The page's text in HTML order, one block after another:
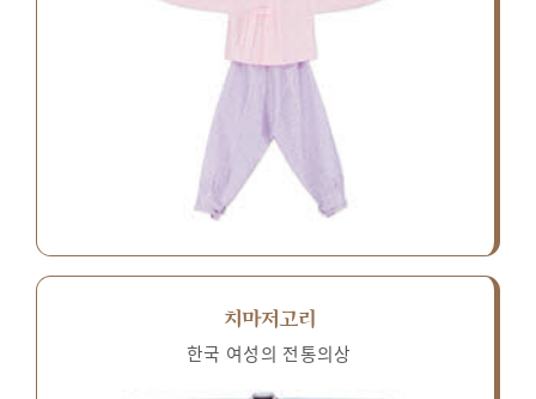
치마저고리
한국 여성의 전통의상